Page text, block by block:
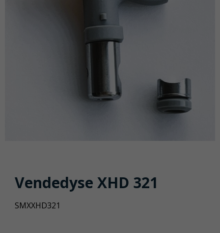
Vendedyse XHD 321
SMXXHD321